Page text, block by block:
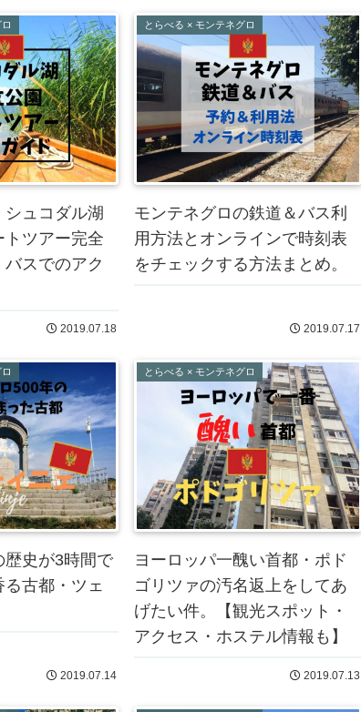
ュコダル湖
トツアー完全
スでのアク
2019.07.18
とらべる × モンテネグロ
モンテネグロの鉄道＆バス利
用方法とオンラインで時刻表
をチェックする方法まとめ。
2019.07.17
歴史が3時間で
古都・ツェ
2019.07.14
とらべる × モンテネグロ
ヨーロッパ一醜い首都・ポド
ゴリツァの汚名返上をしてあ
げたい件。【観光スポット・
アクセス・ホステル情報も】
2019.07.13